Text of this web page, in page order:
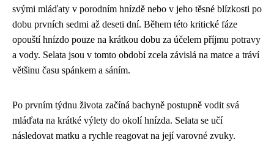
svými mláďaty v porodním hnízdě nebo v jeho těsné blízkosti po
dobu prvních sedmi až deseti dní. Během této kritické fáze
opouští hnízdo pouze na krátkou dobu za účelem příjmu potravy
a vody. Selata jsou v tomto období zcela závislá na matce a tráví
většinu času spánkem a sáním.
Po prvním týdnu života začíná bachyně postupně vodit svá
mláďata na krátké výlety do okolí hnízda. Selata se učí
následovat matku a rychle reagovat na její varovné zvuky.